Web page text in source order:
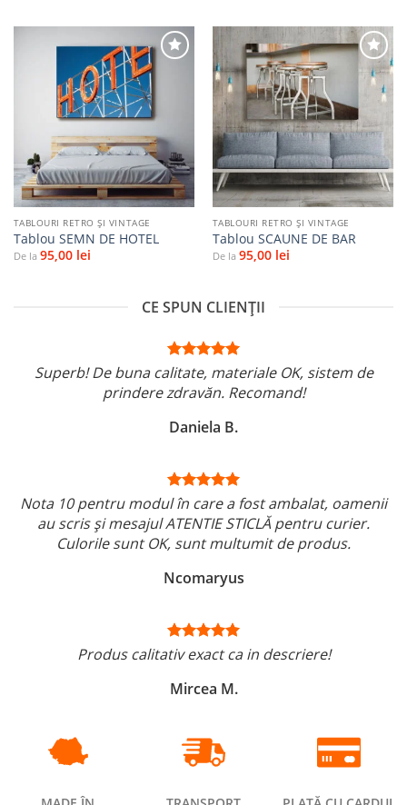
Adaugă
TABLOURI RETRO ȘI VINTAGE
Tablou SEMN DE HOTEL
De la 95,00 lei
Adaugă
favorite
TABLOURI RETRO ȘI VINTAGE
Tablou SCAUNE DE BAR
De la 95,00 lei
CE SPUN CLIENȚII
Superb! De buna calitate, materiale OK, sistem de
prindere zdravăn. Recomand!
Daniela B.
Nota 10 pentru modul în care a fost ambalat, oamenii
au scris și mesajul ATENTIE STICLĂ pentru curier.
Culorile sunt OK, sunt multumit de produs.
Ncomaryus
Produs calitativ exact ca in descriere!
Mircea M.